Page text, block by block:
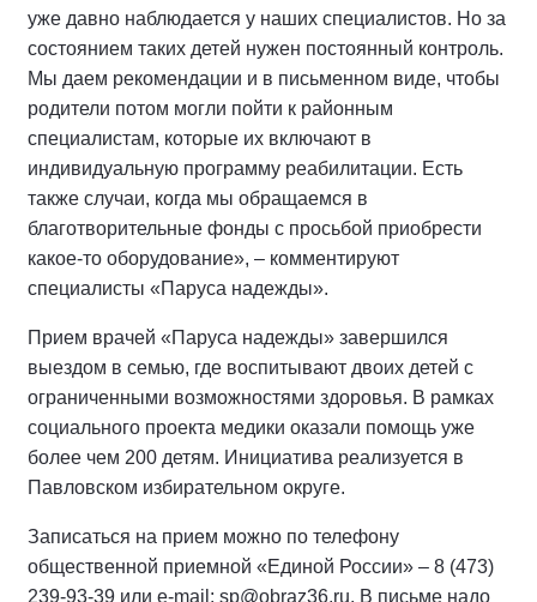
уже давно наблюдается у наших специалистов. Но за
состоянием таких детей нужен постоянный контроль.
Мы даем рекомендации и в письменном виде, чтобы
родители потом могли пойти к районным
специалистам, которые их включают в
индивидуальную программу реабилитации. Есть
также случаи, когда мы обращаемся в
благотворительные фонды с просьбой приобрести
какое-то оборудование», – комментируют
специалисты «Паруса надежды».
Прием врачей «Паруса надежды» завершился
выездом в семью, где воспитывают двоих детей с
ограниченными возможностями здоровья. В рамках
социального проекта медики оказали помощь уже
более чем 200 детям. Инициатива реализуется в
Павловском избирательном округе.
Записаться на прием можно по телефону
общественной приемной «Единой России» – 8 (473)
239-93-39 или e-mail: sp@obraz36.ru. В письме надо